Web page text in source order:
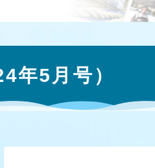
年5月号）